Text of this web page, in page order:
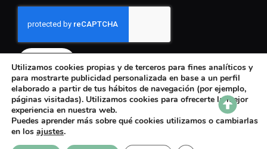
Aviso legal
Política de privacidad
Contacto
Utilizamos cookies propias y de terceros para fines analíticos y
para mostrarte publicidad personalizada en base a un perfil
elaborado a partir de tus hábitos de navegación (por ejemplo,
páginas visitadas). Utilizamos cookies para ofrecerte la mejor
experiencia en nuestra web.
Puedes aprender más sobre qué cookies utilizamos o cambiarlas
en los ajustes.